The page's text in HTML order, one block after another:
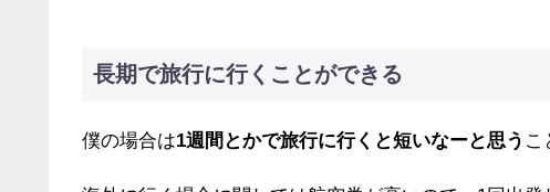
長期で旅行に行くことができる
僕の場合は1週間とかで旅行に行くと短いなーと思う こ